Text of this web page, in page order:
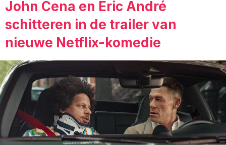
John Cena en Eric André
schitteren in de trailer van
nieuwe Netflix-komedie